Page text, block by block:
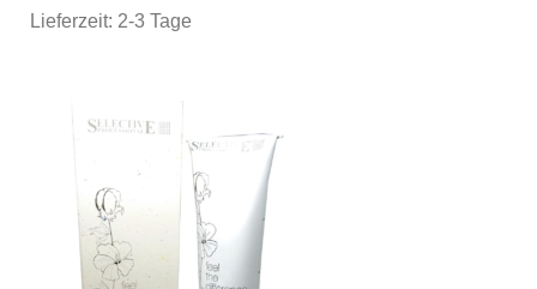
Lieferzeit: 2-3 Tage